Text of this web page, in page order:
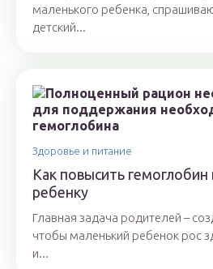
маленького ребенка,
детский...
Здоровье и питание
Как повысить
ребенку
Главная задача родителей –
чтобы маленький ребенок рос
и...